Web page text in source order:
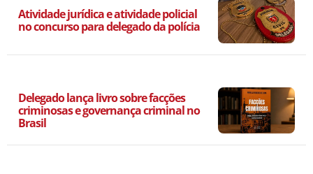
Atividade jurídica e atividade policial
no concurso para delegado da polícia
Delegado lança livro sobre facções
criminosas e governança criminal no
Brasil